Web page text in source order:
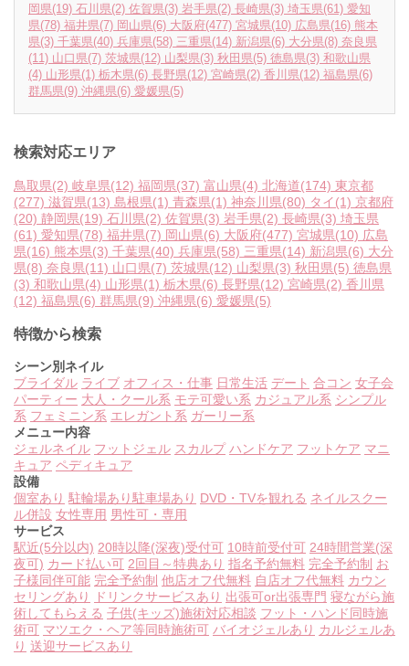
岡県(19) 石川県(2) 佐賀県(3) 岩手県(2) 長崎県(3) 埼玉県(61) 愛知
県(78) 福井県(7) 岡山県(6) 大阪府(477) 宮城県(10) 広島県(16) 熊本
県(3) 千葉県(40) 兵庫県(58) 三重県(14) 新潟県(6) 大分県(8) 奈良県
(11) 山口県(7) 茨城県(12) 山梨県(3) 秋田県(5) 徳島県(3) 和歌山県
(4) 山形県(1) 栃木県(6) 長野県(12) 宮崎県(2) 香川県(12) 福島県(6)
群馬県(9) 沖縄県(6) 愛媛県(5)
検索対応エリア
鳥取県(2) 岐阜県(12) 福岡県(37) 富山県(4) 北海道(174) 東京都
(277) 滋賀県(13) 島根県(1) 青森県(1) 神奈川県(80) タイ(1) 京都府
(20) 静岡県(19) 石川県(2) 佐賀県(3) 岩手県(2) 長崎県(3) 埼玉県
(61) 愛知県(78) 福井県(7) 岡山県(6) 大阪府(477) 宮城県(10) 広島
県(16) 熊本県(3) 千葉県(40) 兵庫県(58) 三重県(14) 新潟県(6) 大分
県(8) 奈良県(11) 山口県(7) 茨城県(12) 山梨県(3) 秋田県(5) 徳島県
(3) 和歌山県(4) 山形県(1) 栃木県(6) 長野県(12) 宮崎県(2) 香川県
(12) 福島県(6) 群馬県(9) 沖縄県(6) 愛媛県(5)
特徴から検索
シーン別ネイル
ブライダル ライブ オフィス・仕事 日常生活 デート 合コン 女子会
パーティー 大人・クール系 モテ可愛い系 カジュアル系 シンプル
系 フェミニン系 エレガント系 ガーリー系
メニュー内容
ジェルネイル フットジェル スカルプ ハンドケア フットケア マニ
キュア ペディキュア
設備
個室あり 駐輪場あり駐車場あり DVD・TVを観れる ネイルスクー
ル併設 女性専用 男性可・専用
サービス
駅近(5分以内) 20時以降(深夜)受付可 10時前受付可 24時間営業(深
夜可) カード払い可 2回目～特典あり 指名予約無料 完全予約制 お
子様同伴可能 完全予約制 他店オフ代無料 自店オフ代無料 カウン
セリングあり
ドリンクサービスあり 出張可or出張専門 寝ながら施
術してもらえる 子供(キッズ)施術対応相談 フット・ハンド同時施
術可 マツエク・ヘア等同時施術可 バイオジェルあり カルジェルあ
り 送迎サービスあり